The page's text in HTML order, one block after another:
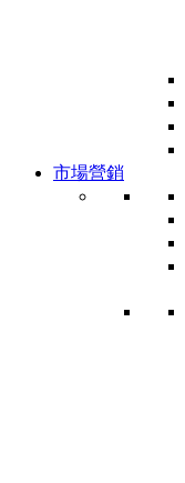
市場營銷